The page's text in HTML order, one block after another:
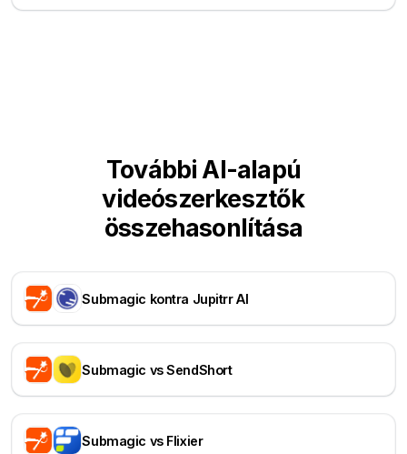
További AI-alapú
videószerkesztők
összehasonlítása
Submagic kontra Jupitrr AI
Submagic vs SendShort
Submagic vs Flixier